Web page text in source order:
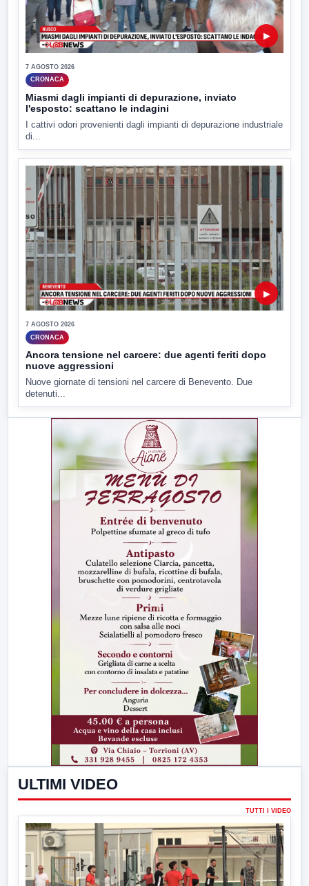
▶
7 AGOSTO 2026
CRONACA
Miasmi dagli impianti di depurazione, inviato
l'esposto: scattano le indagini
I cattivi odori provenienti dagli impianti di depurazione industriale
di...
▶
7 AGOSTO 2026
CRONACA
Ancora tensione nel carcere: due agenti feriti dopo
nuove aggressioni
Nuove giornate di tensioni nel carcere di Benevento. Due
detenuti...
ULTIMI VIDEO
TUTTI I VIDEO